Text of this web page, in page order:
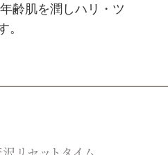
齢肌を潤しハリ・ツ
。